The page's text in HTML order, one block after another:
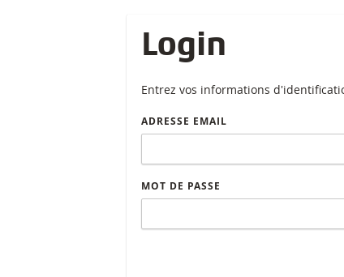
Login
Entrez vos informations
ADRESSE EMAIL
MOT DE PASSE